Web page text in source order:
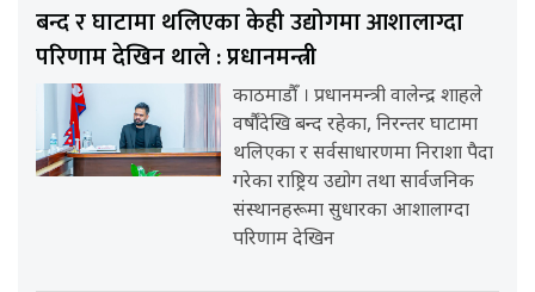
बन्द र घाटामा थलिएका केही उद्योगमा आशालाग्दा
परिणाम देखिन थाले : प्रधानमन्त्री
काठमाडौँ । प्रधानमन्त्री वालेन्द्र शाहले
वर्षौंदेखि बन्द रहेका, निरन्तर घाटामा
थलिएका र सर्वसाधारणमा निराशा पैदा
गरेका राष्ट्रिय उद्योग तथा सार्वजनिक
संस्थानहरूमा सुधारका आशालाग्दा
परिणाम देखिन